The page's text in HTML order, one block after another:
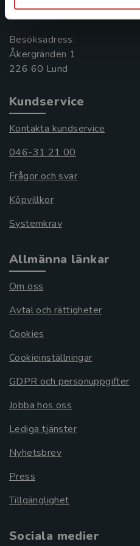
221 00 Lund
Besöksadress:
Åkergränden 1
Kundservice
Kontakta kundservice
046-31 21 00
Frågor och svar
Köpvillkor
Systemkrav
Allmänna länkar
Om oss
Avtal och rättigheter
Cookies
Cookieinställningar
GDPR och personuppgifter
Jobba hos oss
Lediga tjänster
Nyhetsbrev
Press
Tillgänglighet
Sociala medier